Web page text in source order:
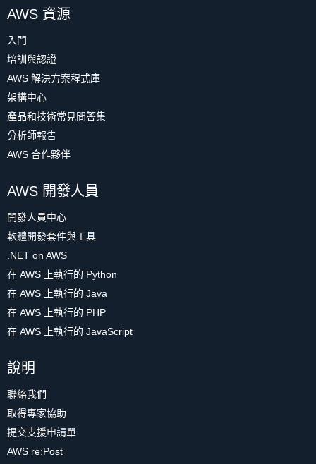
AWS 資源
入門
培訓與認證
AWS 解決方案程式庫
架構中心
產品和技術常見問答集
分析師報告
AWS 合作夥伴
AWS 開發人員
開發人員中心
軟體開發套件與工具
.NET on AWS
在 AWS 上執行的 Python
在 AWS 上執行的 Java
在 AWS 上執行的 PHP
在 AWS 上執行的 JavaScript
說明
聯絡我們
取得專家協助
提交支援申請單
AWS re:Post